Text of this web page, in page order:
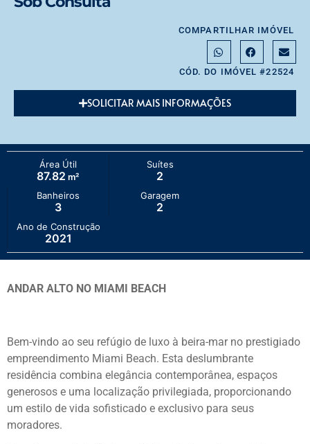
COMPARTILHAR IMÓVEL
CÓD. DO IMÓVEL #22524
SOLICITAR MAIS INFORMAÇÕES
Área Útil
87.82 m²
Suítes
2
Banheiros
3
Garagem
2
Ano de Construção
2021
ANDAR ALTO NO MIAMI BEACH
Bem-vindo ao seu refúgio de luxo à beira-mar no prestigiado
empreendimento Miami Beach. Esta deslumbrante
residência combina elegância contemporânea, espaços
generosos e uma localização privilegiada, proporcionando
um estilo de vida sofisticado e exclusivo para seus
moradores.